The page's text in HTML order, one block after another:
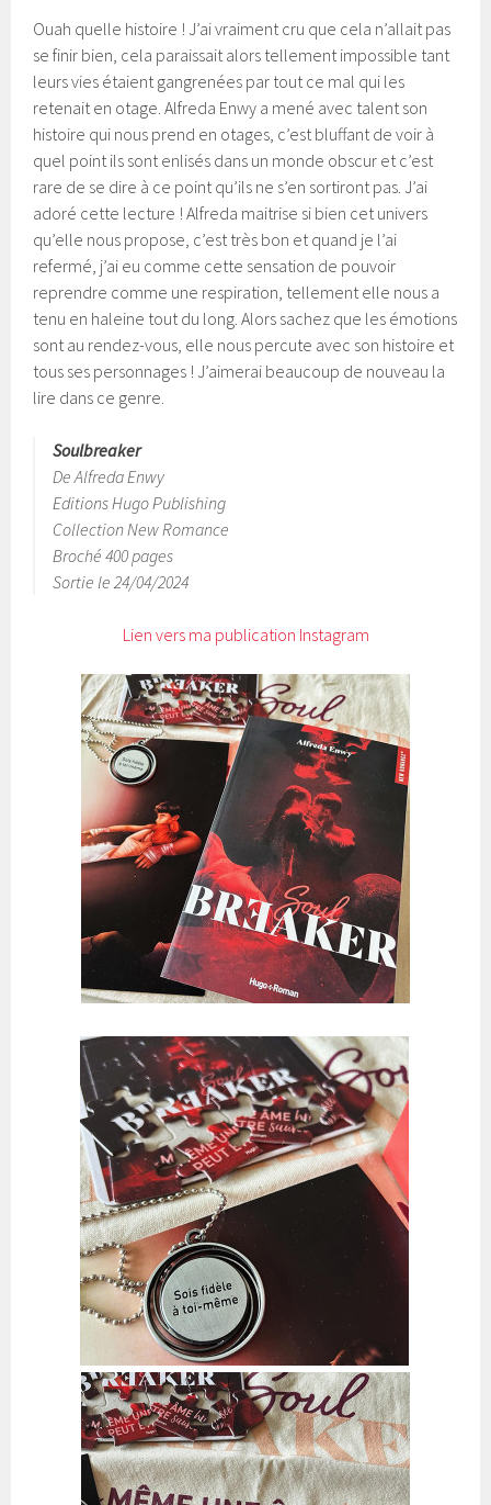
Ouah quelle histoire ! J’ai vraiment cru que cela n’allait pas
se finir bien, cela paraissait alors tellement impossible tant
leurs vies étaient gangrenées par tout ce mal qui les
retenait en otage. Alfreda Enwy a mené avec talent son
histoire qui nous prend en otages, c’est bluffant de voir à
quel point ils sont enlisés dans un monde obscur et c’est
rare de se dire à ce point qu’ils ne s’en sortiront pas. J’ai
adoré cette lecture ! Alfreda maitrise si bien cet univers
qu’elle nous propose, c’est très bon et quand je l’ai
refermé, j’ai eu comme cette sensation de pouvoir
reprendre comme une respiration, tellement elle nous a
tenu en haleine tout du long. Alors sachez que les émotions
sont au rendez-vous, elle nous percute avec son histoire et
tous ses personnages ! J’aimerai beaucoup de nouveau la
lire dans ce genre.
Soulbreaker
De Alfreda Enwy
Editions Hugo Publishing
Collection New Romance
Broché 400 pages
Sortie le 24/04/2024
Lien vers ma publication Instagram